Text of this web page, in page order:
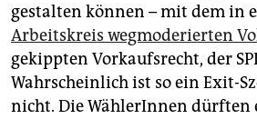
gestalten können – mit dem in
Arbeitskreis wegmoderierten
gekippten Vorkaufsrecht, der
Wahrscheinlich ist so ein Exit-
nicht. Die WählerInnen dürften